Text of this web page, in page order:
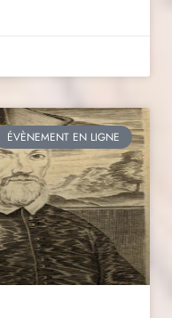
ÉVÈNEMENT EN LIGNE